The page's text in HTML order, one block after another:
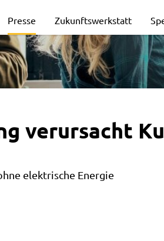
Presse Zukunftswerkstatt
verursacht
elektrische Energie